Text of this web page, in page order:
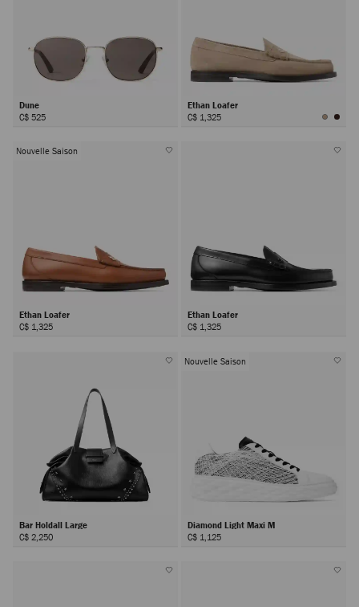
Dune
C$ 525
Ethan Loafer
C$ 1,325
Nouvelle Saison
Ethan Loafer
C$ 1,325
Ethan Loafer
C$ 1,325
Bar Holdall Large
C$ 2,250
Nouvelle Saison
Diamond Light Maxi M
C$ 1,125